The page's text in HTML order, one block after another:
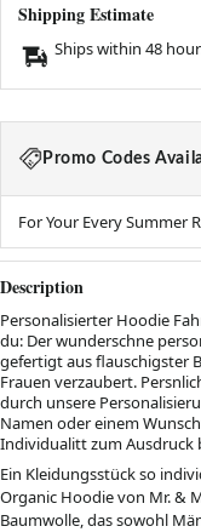
Shipping Estimate
Ships within 48
Promo Codes
For Your Every Summer
Description
Personalisierter Hoodie
du: Der wunderschne
gefertigt aus flauschigster
Frauen verzaubert.
durch unsere
Namen oder einem
Individualitt zum Ausdruck
Ein Kleidungsstück so
Organic Hoodie von Mr. &
Baumwolle, das sowohl